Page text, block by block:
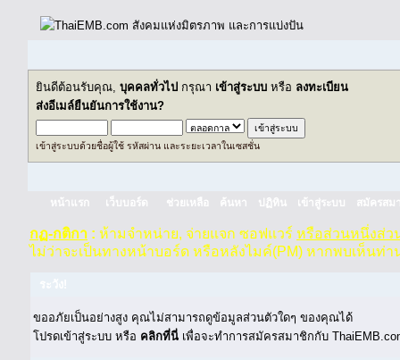
ยินดีต้อนรับคุณ, บุคคลทั่วไป กรุณา เข้าสู่ระบบ หรือ ลงทะเบียน
ส่งอีเมล์ยืนยันการใช้งาน?
เข้าสู่ระบบด้วยชื่อผู้ใช้ รหัสผ่าน และระยะเวลาในเซสชั่น
หน้าแรก เว็บบอร์ด ช่วยเหลือ ค้นหา ปฏิทิน เข้าสู่ระบบ สมัครสม
กฏ-กติกา : ห้ามจำหน่าย, จ่ายแจก ซอฟแวร์ หรือส่วนหนึ่งส่ว
ไม่ว่าจะเป็นทางหน้าบอร์ด หรือหลังไมค์(PM) หากพบเห็นท่า
ขออภัยเป็นอย่างสูง คุณไม่สามารถดูข้อมูลส่วนตัวใดๆ ของคุณได้
โปรดเข้าสู่ระบบ หรือ คลิกที่นี่ เพื่อจะทำการสมัครสมาชิกกับ